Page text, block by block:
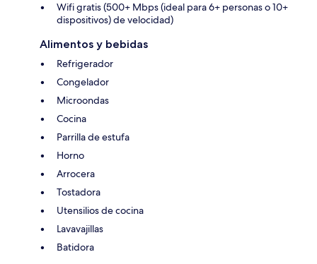
Wifi gratis (500+ Mbps (ideal para 6+ personas o 10+
dispositivos) de velocidad)
Alimentos y bebidas
Refrigerador
Congelador
Microondas
Cocina
Parrilla de estufa
Horno
Arrocera
Tostadora
Utensilios de cocina
Lavavajillas
Batidora